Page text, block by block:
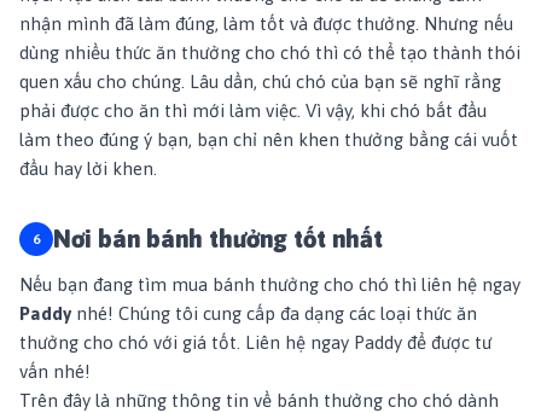
nhận mình đã làm đúng, làm tốt và được thưởng. Nhưng nếu
dùng nhiều thức ăn thưởng cho chó thì có thể tạo thành thói
quen xấu cho chúng. Lâu dần, chú chó của bạn sẽ nghĩ rằng
phải được cho ăn thì mới làm việc. Vì vậy, khi chó bắt đầu
làm theo đúng ý bạn, bạn chỉ nên khen thưởng bằng cái vuốt
đầu hay lời khen.
Nơi bán bánh thưởng tốt nhất
Nếu bạn đang tìm mua bánh thưởng cho chó thì liên hệ ngay
Paddy nhé! Chúng tôi cung cấp đa dạng các loại thức ăn
thưởng cho chó với giá tốt. Liên hệ ngay Paddy để được tư
vấn nhé!
Trên đây là những thông tin về bánh thưởng cho chó dành